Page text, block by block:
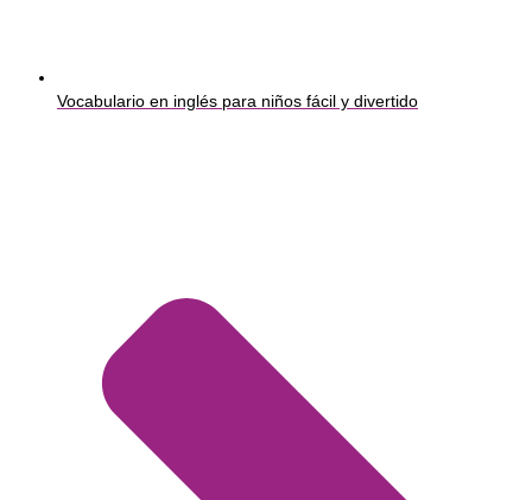
Vocabulario en inglés para niños fácil y divertido